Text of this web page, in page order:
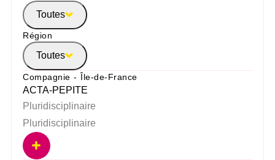
Toutes
Région
Toutes
Compagnie - Île-de-France
ACTA-PEPITE
Pluridisciplinaire
Pluridisciplinaire